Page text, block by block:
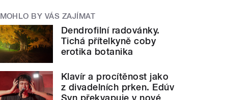
MOHLO BY VÁS ZAJÍMAT
Dendrofilní radovánky.
Tichá přítelkyně coby
erotika botanika
Klavír a procítěnost jako
z divadelních prken. Edúv
Syn překvapuje v nové